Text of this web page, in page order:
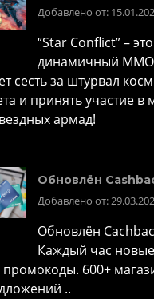
Добавлено от:
“Star Conflict” –
динамичный
сесть за штурвал
и принять участие в
армад!
Обновлён
Добавлено от:
Обновлён
Каждый час
промокоды. 600+
..